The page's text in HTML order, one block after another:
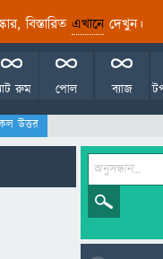
বিস্তারিত এখানেদেখুন।
ব্যাজ
পোল
রুম
উত্তর